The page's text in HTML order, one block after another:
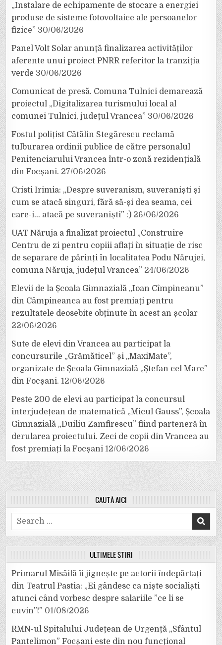
„Instalare de echipamente de stocare a energiei
produse de sisteme fotovoltaice ale persoanelor
fizice” 30/06/2026
Panel Volt Solar anunță finalizarea activităților
aferente unui proiect PNRR referitor la tranziția
verde 30/06/2026
Comunicat de presă. Comuna Tulnici demarează
proiectul „Digitalizarea turismului local al
comunei Tulnici, județul Vrancea” 30/06/2026
Fostul polițist Cătălin Stegărescu reclamă
tulburarea ordinii publice de către personalul
Penitenciarului Vrancea într-o zonă rezidențială
din Focșani. 27/06/2026
Cristi Irimia: „Despre suveranism, suveraniști și
cum se atacă singuri, fără să-și dea seama, cei
care-i… atacă pe suveraniști” :) 26/06/2026
UAT Năruja a finalizat proiectul „Construire
Centru de zi pentru copiii aflați în situație de risc
de separare de părinți în localitatea Podu Nărujei,
comuna Năruja, județul Vrancea” 24/06/2026
Elevii de la Școala Gimnazială „Ioan Cîmpineanu”
din Câmpineanca au fost premiați pentru
rezultatele deosebite obținute în acest an școlar
22/06/2026
Sute de elevi din Vrancea au participat la
concursurile „Grămăticel” și „MaxiMate”,
organizate de Școala Gimnazială „Ștefan cel Mare”
din Focșani. 12/06/2026
Peste 200 de elevi au participat la concursul
interjudețean de matematică „Micul Gauss”, Școala
Gimnazială „Duiliu Zamfirescu” fiind parteneră în
derularea proiectului. Zeci de copii din Vrancea au
fost premiați la Focșani 12/06/2026
CAUTĂ AICI
Search
for:
ULTIMELE ȘTIRI
Primarul Misăilă îi jignește pe actorii îndepărtați
din Teatrul Pastia: „Ei gândesc ca niște socialiști
atunci când vorbesc despre salariile ”ce li se
cuvin”!” 01/08/2026
RMN-ul Spitalului Județean de Urgență „Sfântul
Pantelimon” Focșani este din nou funcțional